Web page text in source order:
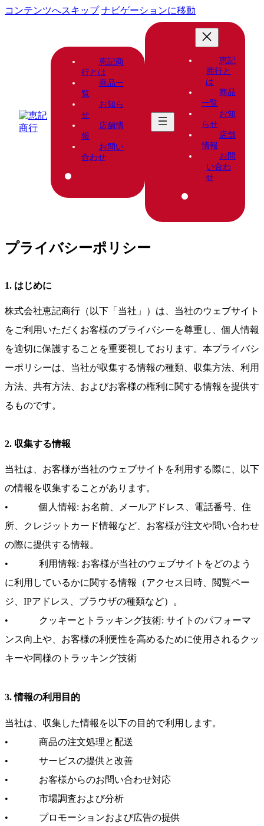
コンテンツへスキップ ナビゲーションに移動
恵記商
行とは
商品一
覧
お知ら
せ
店舗情
報
お問い
合わせ
恵記
商行と
は
商品
一覧
お知
らせ
店舗
情報
お問
い合わ
せ
プライバシーポリシー
1. はじめに
株式会社恵記商行（以下「当社」）は、当社のウェブサイト
をご利用いただくお客様のプライバシーを尊重し、個人情報
を適切に保護することを重要視しております。本プライバシ
ーポリシーは、当社が収集する情報の種類、収集方法、利用
方法、共有方法、およびお客様の権利に関する情報を提供す
るものです。
2. 収集する情報
当社は、お客様が当社のウェブサイトを利用する際に、以下
の情報を収集することがあります。
• 個人情報: お名前、メールアドレス、電話番号、住
所、クレジットカード情報など、お客様が注文や問い合わせ
の際に提供する情報。
• 利用情報: お客様が当社のウェブサイトをどのよう
に利用しているかに関する情報（アクセス日時、閲覧ペー
ジ、IPアドレス、ブラウザの種類など）。
• クッキーとトラッキング技術: サイトのパフォーマ
ンス向上や、お客様の利便性を高めるために使用されるクッ
キーや同様のトラッキング技術
3. 情報の利用目的
当社は、収集した情報を以下の目的で利用します。
• 商品の注文処理と配送
• サービスの提供と改善
• お客様からのお問い合わせ対応
• 市場調査および分析
• プロモーションおよび広告の提供